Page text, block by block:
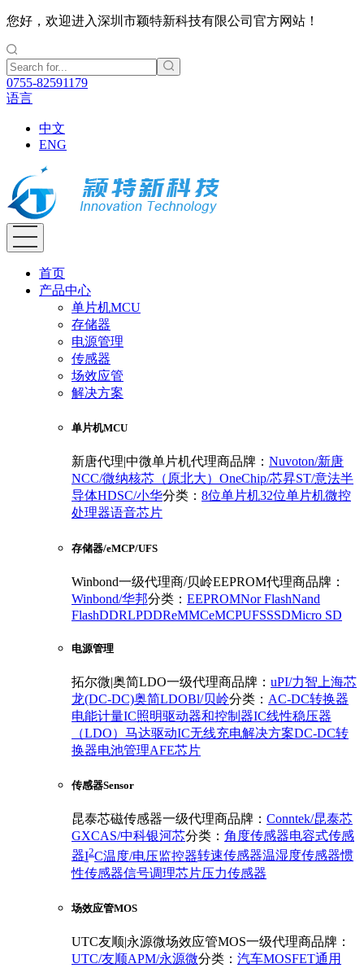
您好，欢迎进入深圳市颖特新科技有限公司官方网站！
0755-82591179
语言
中文
ENG
首页
产品中心
单片机MCU
存储器
电源管理
传感器
场效应管
解决方案
单片机MCU
新唐代理|中微单片机代理商品牌： Nuvoton/新唐
NCC/微纳核芯（原北大） OneChip/芯昇ST/意法半
导体HDSC/小华分类： 8位单片机32位单片机微控
处理器语音芯片
存储器/eMCP/UFS
Winbond一级代理商/贝岭EEPROM代理商品牌：
Winbond/华邦分类： EEPROMNor FlashNand
FlashDDRLPDDReMMCeMCPUFSSSDMicro SD
电源管理
拓尔微|奥简LDO一级代理商品牌： uPI/力智 上海芯
龙(DC-DC)奥简LDOBl/贝岭分类： AC-DC转换器
电能计量IC照明驱动器和控制器IC线性稳压器
（LDO） 马达驱动IC无线充电解决方案DC-DC转
换器电池管理AFE芯片
传感器Sensor
昆泰芯磁传感器一级代理商品牌： Conntek/昆泰芯
GXCAS/中科银河芯分类： 角度传感器电容式传感
器I2C温度/电压监控器转速传感器温湿度传感器惯
性传感器信号调理芯片压力传感器
场效应管MOS
UTC友顺|永源微场效应管MOS一级代理商品牌：
UTC/友顺APM/永源微分类： 汽车MOSFET通用